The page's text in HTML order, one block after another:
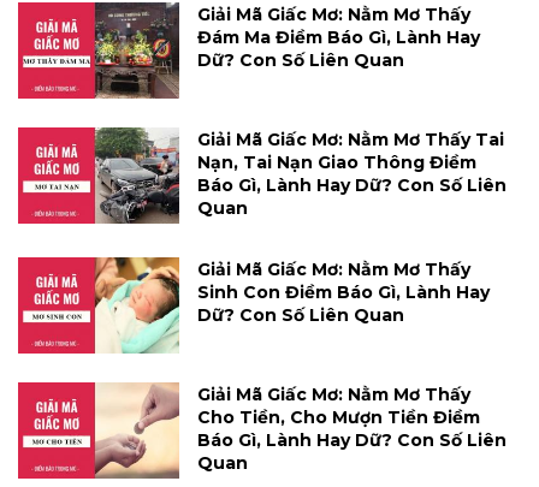
Giải Mã Giấc Mơ: Nằm Mơ Thấy
Đám Ma Điềm Báo Gì, Lành Hay
Dữ? Con Số Liên Quan
Giải Mã Giấc Mơ: Nằm Mơ Thấy Tai
Nạn, Tai Nạn Giao Thông Điềm
Báo Gì, Lành Hay Dữ? Con Số Liên
Quan
Giải Mã Giấc Mơ: Nằm Mơ Thấy
Sinh Con Điềm Báo Gì, Lành Hay
Dữ? Con Số Liên Quan
Giải Mã Giấc Mơ: Nằm Mơ Thấy
Cho Tiền, Cho Mượn Tiền Điềm
Báo Gì, Lành Hay Dữ? Con Số Liên
Quan